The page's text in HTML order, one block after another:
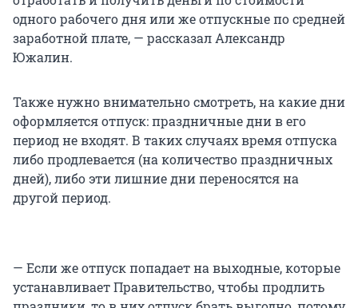
одного рабочего дня или же отпускные по средней
заработной плате, — рассказал Александр
Южалин.
Также нужно внимательно смотреть, на какие дни
оформляется отпуск: праздничные дни в его
период не входят. В таких случаях время отпуска
либо продлевается (на количество праздничных
дней), либо эти лишние дни переносятся на
другой период.
— Если же отпуск попадает на выходные, которые
устанавливает Правительство, чтобы продлить